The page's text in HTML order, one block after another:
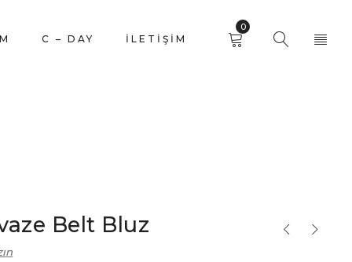
C – DAY İLETIŞIM
0
Belt Bluz